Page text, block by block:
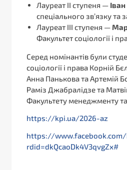
Лауреат II ступеня —
спеціального зв’язку та
Лауреат III ступеня —
Факультет соціології і
Серед номінантів були
соціології і права Корній
Анна Панькова та Артемій
Раміз Джабралідзе та
Факультету менеджменту
https://kpi.ua/2026-az
https://www.facebook.com/
rdid=dkQcaoDk4V3qvgZx#